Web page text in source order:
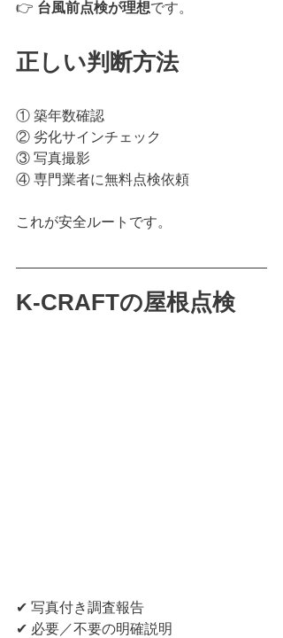
👉 台風前点検が理想です。
正しい判断方法
① 築年数確認
② 劣化サインチェック
③ 写真撮影
④ 専門業者に無料点検依頼
これが安全ルートです。
K-CRAFTの屋根点検
✔ 写真付き調査報告
✔ 必要／不要の明確説明